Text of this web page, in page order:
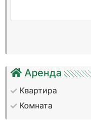
Аренда
Квартира
Комната